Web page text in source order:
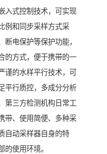
入式控制技术，可实现
例和同步采样方式采
电保护等保护功能，
的方式，便于携带的一
谨的水样平行技术，可
平行质控，多成分分析
第三方检测机构日常工
带、使用简便、多种采
自动采样器自身的特
的使用环境。